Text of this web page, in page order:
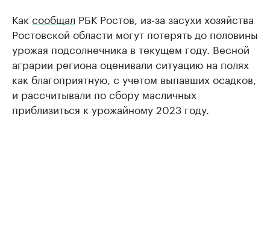
Как сообщал РБК Ростов, из-за засухи хозяйства
Ростовской области могут потерять до половины
урожая подсолнечника в текущем году. Весной
аграрии региона оценивали ситуацию на полях
как благоприятную, с учетом выпавших осадков,
и рассчитывали по сбору масличных
приблизиться к урожайному 2023 году.